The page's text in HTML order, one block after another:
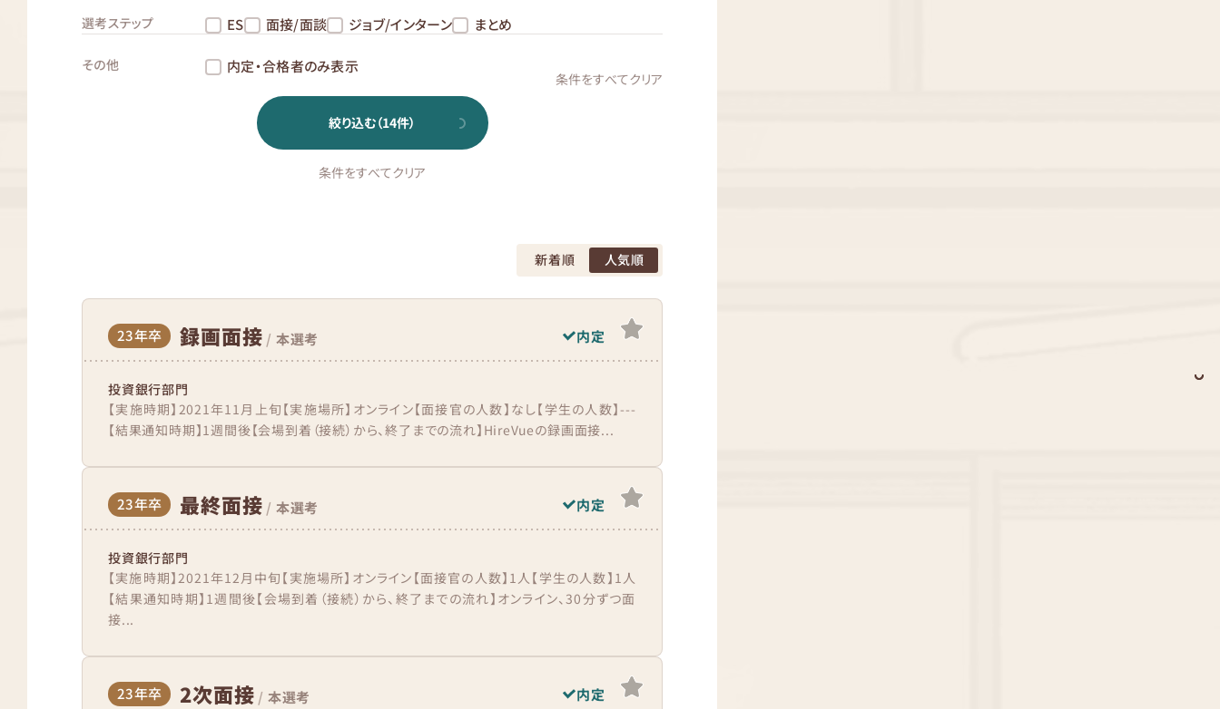
選考ステップ ES 面接/面談 ジョブ/インターン まとめ
その他 内定・合格者のみ表示
条件をすべてクリア
絞り込む（14件）
条件をすべてクリア
新着順 人気順
23年卒 録画面接 / 本選考 内定
投資銀行部門
【実施時期】2021年11月上旬【実施場所】オンライン【面接官の人数】なし【学生の人数】---
【結果通知時期】1週間後【会場到着（接続）から、終了までの流れ】HireVueの録画面接...
23年卒 最終面接 / 本選考 内定
投資銀行部門
【実施時期】2021年12月中旬【実施場所】オンライン【面接官の人数】1人【学生の人数】1人
【結果通知時期】1週間後【会場到着（接続）から、終了までの流れ】オンライン、30分ずつ面
接...
23年卒 2次面接 / 本選考 内定